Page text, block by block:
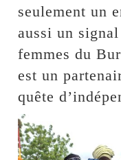
seulement un
aussi un
femmes du
est un
quête